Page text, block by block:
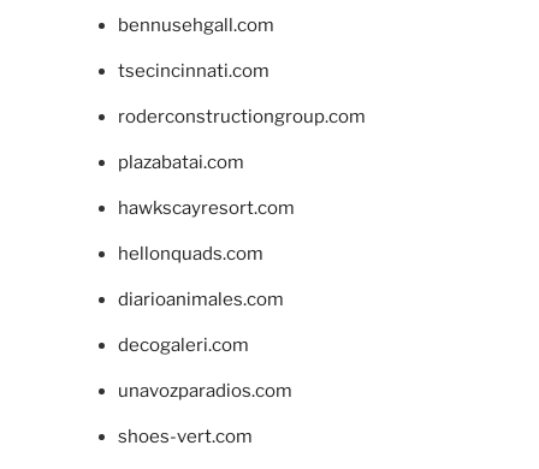
bennusehgall.com
tsecincinnati.com
roderconstructiongroup.com
plazabatai.com
hawkscayresort.com
hellonquads.com
diarioanimales.com
decogaleri.com
unavozparadios.com
shoes-vert.com